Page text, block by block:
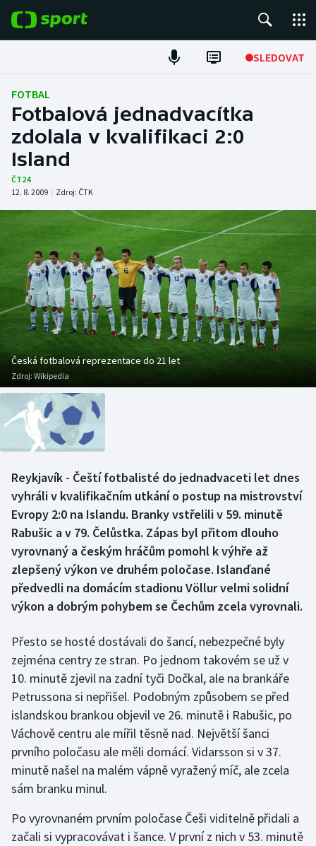
SLEDOVAT
Fotbal
Hokej
Tenis
Atletika
Cyklistika
DALŠÍ SPORTY
Americký fotbal
Baseball a softbal
Basketbal
Biatlon
Boby a skeleton
Curling
Dostihy
Florbal
Futsal
Gymnastika
Házená
Jezdectví
Judo
Lezení
NEPŘEHLÉDNĚTE
Soutěže
Historické návraty
Aplikace ČT sport
AZ kvíz
FOTBAL
Fotbalová jednadvacítka
zdolala v kvalifikaci 2:0
Island
ČT24
12. 8. 2009 | Zdroj: ČTK
Česká fotbalová reprezentace do 21 let
Zdroj: Wikipedia
Reykjavík - Čeští fotbalisté do jednadvaceti let dnes
vyhráli v kvalifikačním utkání o postup na mistrovství
Evropy 2:0 na Islandu. Branky vstřelili v 59. minutě
Rabušic a v 79. Čelůstka. Zápas byl přitom dlouho
vyrovnaný a českým hráčům pomohl k výhře až
zlepšený výkon ve druhém poločase. Islanďané
předvedli na domácím stadionu Völlur velmi solidní
výkon a dobrým pohybem se Čechům zcela vyrovnali.
Přesto se hosté dostávali do šancí, nebezpečné byly
zejména centry ze stran. Po jednom takovém se už v
10. minutě zjevil na zadní tyči Dočkal, ale na brankáře
Petrussona si nepřišel. Podobným způsobem se před
islandskou brankou objevil ve 26. minutě i Rabušic, po
Váchově centru ale mířil těsně nad. Největší šanci
prvního poločasu ale měli domácí. Vidarsson si v 37.
minutě našel na malém vápně vyražený míč, ale zcela
sám branku minul.
Po vyrovnaném prvním poločase Češi viditelně přidali a
začali si vypracovávat i šance. V první z nich v 53. minutě